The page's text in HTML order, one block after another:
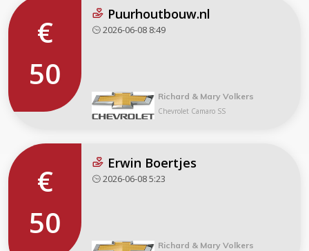
€
50
Puurhoutbouw.nl
2026-06-08 8:49
Richard & Mary Volkers
Chevrolet Camaro SS
€
50
Erwin Boertjes
2026-06-08 5:23
Richard & Mary Volkers